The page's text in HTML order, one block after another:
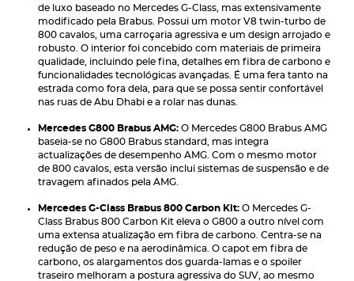
de luxo baseado no Mercedes G-Class, mas extensivamente
modificado pela Brabus. Possui um motor V8 twin-turbo de
800 cavalos, uma carroçaria agressiva e um design arrojado e
robusto. O interior foi concebido com materiais de primeira
qualidade, incluindo pele fina, detalhes em fibra de carbono e
funcionalidades tecnológicas avançadas. É uma fera tanto na
estrada como fora dela, para que se possa sentir confortável
nas ruas de Abu Dhabi e a rolar nas dunas.
Mercedes G800 Brabus AMG: O Mercedes G800 Brabus AMG
baseia-se no G800 Brabus standard, mas integra
actualizações de desempenho AMG. Com o mesmo motor
de 800 cavalos, esta versão inclui sistemas de suspensão e de
travagem afinados pela AMG.
Mercedes G-Class Brabus 800 Carbon Kit: O Mercedes G-
Class Brabus 800 Carbon Kit eleva o G800 a outro nível com
uma extensa atualização em fibra de carbono. Centra-se na
redução de peso e na aerodinâmica. O capot em fibra de
carbono, os alargamentos dos guarda-lamas e o spoiler
traseiro melhoram a postura agressiva do SUV, ao mesmo